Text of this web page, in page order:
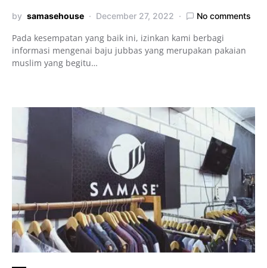
by samasehouse December 27, 2022 No comments
Pada kesempatan yang baik ini, izinkan kami berbagi
informasi mengenai baju jubbas yang merupakan pakaian
muslim yang begitu…